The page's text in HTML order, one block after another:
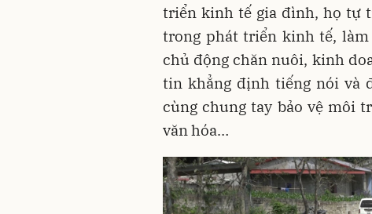
triển kinh tế gia đình, họ tự
trong phát triển kinh tế,
chủ động chăn nuôi, kinh
tin khẳng định tiếng nói và
cùng chung tay bảo vệ môi
văn hóa…